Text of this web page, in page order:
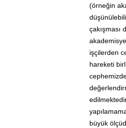
(örneğin
çakışması
işçilerden
hareketi
büyük